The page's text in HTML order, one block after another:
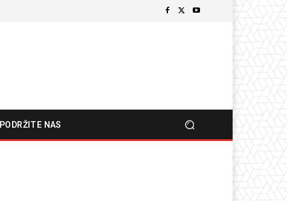
PODRŽITE NAS